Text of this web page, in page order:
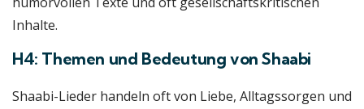
Inhalte.
H4: Themen und Bedeutung von Shaabi
Shaabi-Lieder handeln oft von Liebe, Alltagssorgen und